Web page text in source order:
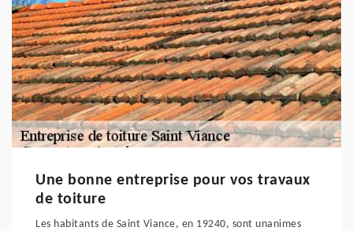
Une bonne entreprise pour vos travaux
de toiture
Les habitants de Saint Viance, en 19240, sont unanimes